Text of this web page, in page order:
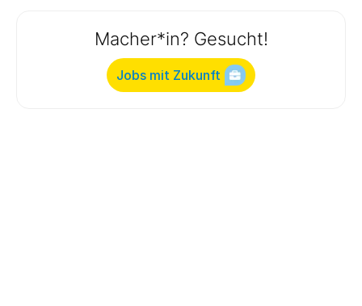
Macher*in? Gesucht!
Jobs mit Zukunft